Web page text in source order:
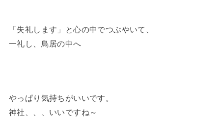
「失礼します」と心の中でつぶやいて、
一礼し、鳥居の中へ
やっぱり気持ちがいいです。
神社、、、いいですね～